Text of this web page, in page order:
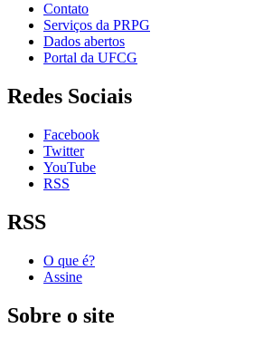
Contato
Serviços da PRPG
Dados abertos
Portal da UFCG
Redes Sociais
Facebook
Twitter
YouTube
RSS
RSS
O que é?
Assine
Sobre o site